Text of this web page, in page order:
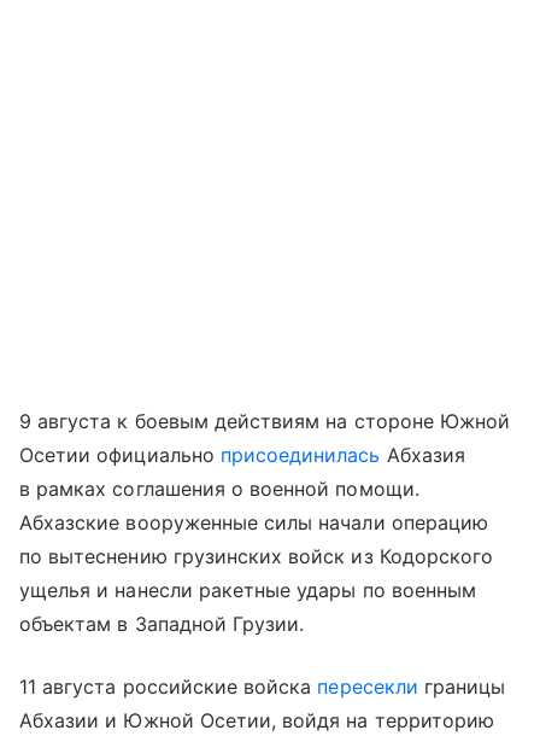
9 августа к боевым действиям на стороне Южной
Осетии официально присоединилась Абхазия
в рамках соглашения о военной помощи.
Абхазские вооруженные силы начали операцию
по вытеснению грузинских войск из Кодорского
ущелья и нанесли ракетные удары по военным
объектам в Западной Грузии.
11 августа российские войска пересекли границы
Абхазии и Южной Осетии, войдя на территорию